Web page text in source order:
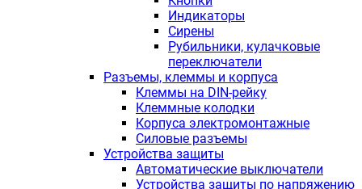
Индикаторы
Сирены
Рубильники, кулачковые
переключатели
Разъемы, клеммы и корпуса
Клеммы на DIN-рейку
Клеммные колодки
Корпуса электромонтажные
Силовые разъемы
Устройства защиты
Автоматические выключатели
Устройства защиты по напряжению